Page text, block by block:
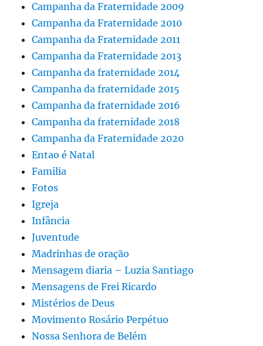
Campanha da Fraternidade 2009
Campanha da Fraternidade 2010
Campanha da Fraternidade 2011
Campanha da Fraternidade 2013
Campanha da fraternidade 2014
Campanha da fraternidade 2015
Campanha da fraternidade 2016
Campanha da fraternidade 2018
Campanha da Fraternidade 2020
Entao é Natal
Familia
Fotos
Igreja
Infância
Juventude
Madrinhas de oração
Mensagem diaria – Luzia Santiago
Mensagens de Frei Ricardo
Mistérios de Deus
Movimento Rosário Perpétuo
Nossa Senhora de Belém